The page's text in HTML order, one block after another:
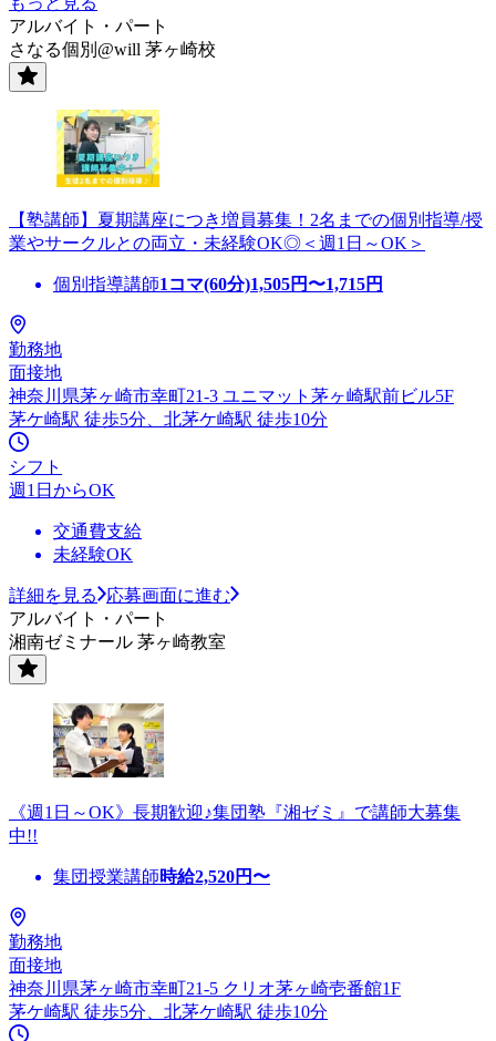
アルバイト・パート
さなる個別@will 茅ヶ崎校
【塾講師】夏期講座につき増員募集！2名までの個別指導/授
業やサークルとの両立・未経験OK◎＜週1日～OK＞
個別指導講師1コマ(60分)1,505円〜1,715円
勤務地
面接地
神奈川県茅ヶ崎市幸町21-3 ユニマット茅ヶ崎駅前ビル5F
茅ケ崎駅 徒歩5分、北茅ケ崎駅 徒歩10分
シフト
週1日からOK
交通費支給
未経験OK
詳細を見る
応募画面に進む
アルバイト・パート
湘南ゼミナール 茅ヶ崎教室
《週1日～OK》長期歓迎♪集団塾『湘ゼミ』で講師大募集
中!!
集団授業講師時給2,520円〜
勤務地
面接地
神奈川県茅ヶ崎市幸町21‐5 クリオ茅ヶ崎壱番館1F
茅ケ崎駅 徒歩5分、北茅ケ崎駅 徒歩10分